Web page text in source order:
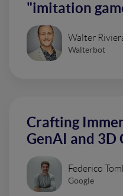
"imitation
Walter
Walterbot
Crafting
GenAI and 3D
Federico
Google